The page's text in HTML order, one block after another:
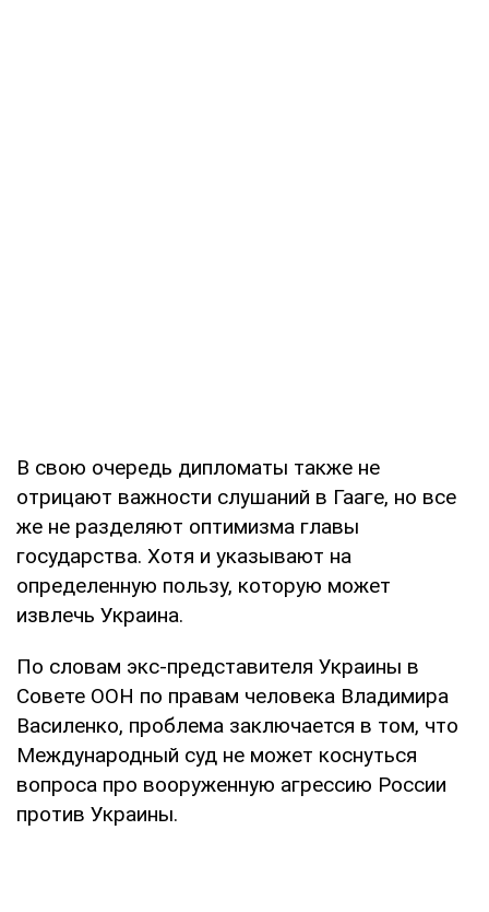
В свою очередь дипломаты также не
отрицают важности слушаний в Гааге, но все
же не разделяют оптимизма главы
государства. Хотя и указывают на
определенную пользу, которую может
извлечь Украина.
По словам экс-представителя Украины в
Совете ООН по правам человека Владимира
Василенко, проблема заключается в том, что
Международный суд не может коснуться
вопроса про вооруженную агрессию России
против Украины.